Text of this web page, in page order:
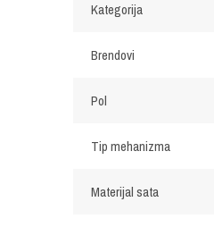
Kategorija
Brendovi
Pol
Tip mehanizma
Materijal sata